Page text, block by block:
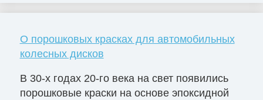
О порошковых красках для автомобильных
колесных дисков
В 30-х годах 20-го века на свет появились
порошковые краски на основе эпоксидной